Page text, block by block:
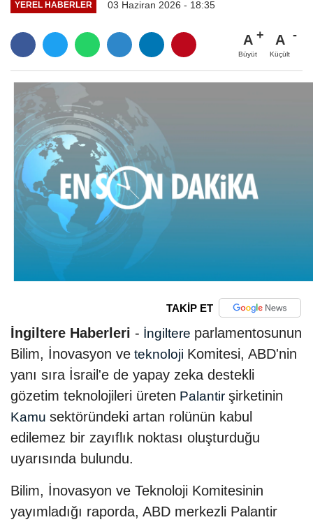
YEREL HABERLER 03 Haziran 2026 - 18:35
A
Büyüt
A
Küçült
TAKİP ET
İngiltere Haberleri - İngiltere parlamentosunun
Bilim, İnovasyon ve teknoloji Komitesi, ABD'nin
yanı sıra İsrail'e de yapay zeka destekli
gözetim teknolojileri üreten Palantir şirketinin
Kamu sektöründeki artan rolünün kabul
edilemez bir zayıflık noktası oluşturduğu
uyarısında bulundu.
Bilim, İnovasyon ve Teknoloji Komitesinin
yayımladığı raporda, ABD merkezli Palantir